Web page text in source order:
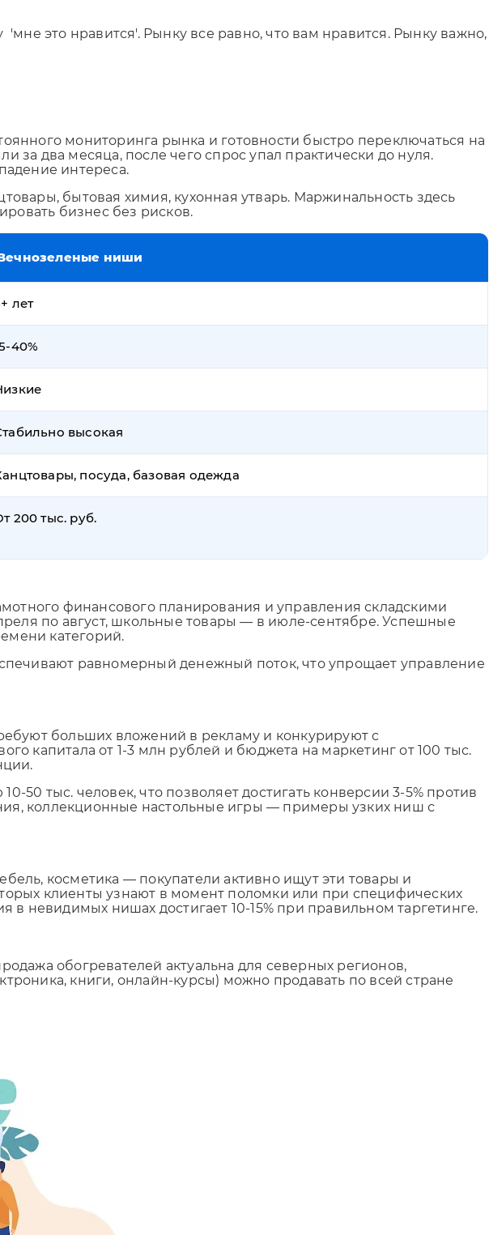
это нравится'. Рынку все равно, что вам нравится. Рынку важно,
мониторинга рынка и готовности быстро переключаться на
два месяца, после чего спрос упал практически до нуля.
интереса.
бытовая химия, кухонная утварь. Маржинальность здесь
бизнес без рисков.
ниши
лет
40%
высокая
посуда, базовая одежда
200 тыс. руб.
финансового планирования и управления складскими
по август, школьные товары — в июле-сентябре. Успешные
категорий.
равномерный денежный поток, что упрощает управление
больших вложений в рекламу и конкурируют с
капитала от 1-3 млн рублей и бюджета на маркетинг от 100 тыс.
тыс. человек, что позволяет достигать конверсии 3-5% против
коллекционные настольные игры — примеры узких ниш с
косметика — покупатели активно ищут эти товары и
клиенты узнают в момент поломки или при специфических
в невидимых нишах достигает 10-15% при правильном таргетинге.
обогревателей актуальна для северных регионов,
книги, онлайн-курсы) можно продавать по всей стране
конфиденциальности